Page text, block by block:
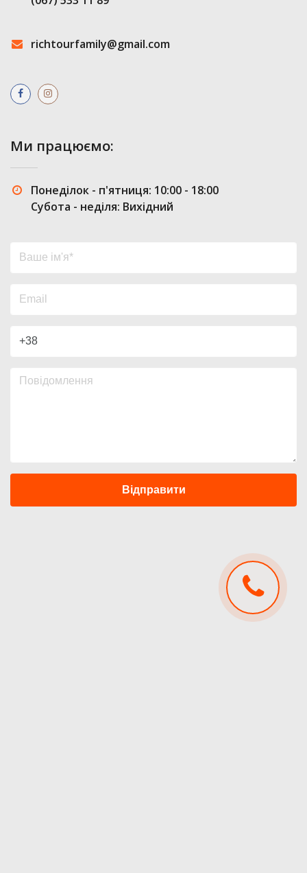
richtourfamily@gmail.com
Ми працюємо:
Понеділок - п'ятниця: 10:00 - 18:00
Субота - неділя: Вихідний
Відправити